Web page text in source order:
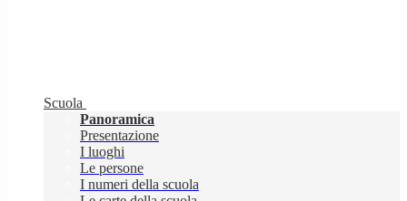
Scuola
Panoramica
Presentazione
I luoghi
Le persone
I numeri della scuola